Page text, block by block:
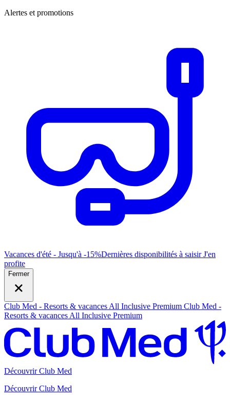
Alertes et promotions
Vacances d'été - Jusqu'à -15%Dernières disponibilités à saisirJ'en
profite
Fermer
Club Med - Resorts & vacances All Inclusive Premium Club Med -
Resorts & vacances All Inclusive Premium
Découvrir Club Med
Découvrir Club Med